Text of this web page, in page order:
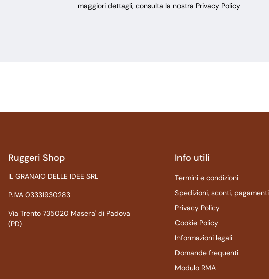
maggiori dettagli, consulta la nostra Privacy Policy
Ruggeri Shop
IL GRANAIO DELLE IDEE SRL
P.IVA 03331930283
Via Trento 735020 Masera' di Padova
(PD)
Info utili
Termini e condizioni
Spedizioni, sconti, pagamenti
Privacy Policy
Cookie Policy
Informazioni legali
Domande frequenti
Modulo RMA